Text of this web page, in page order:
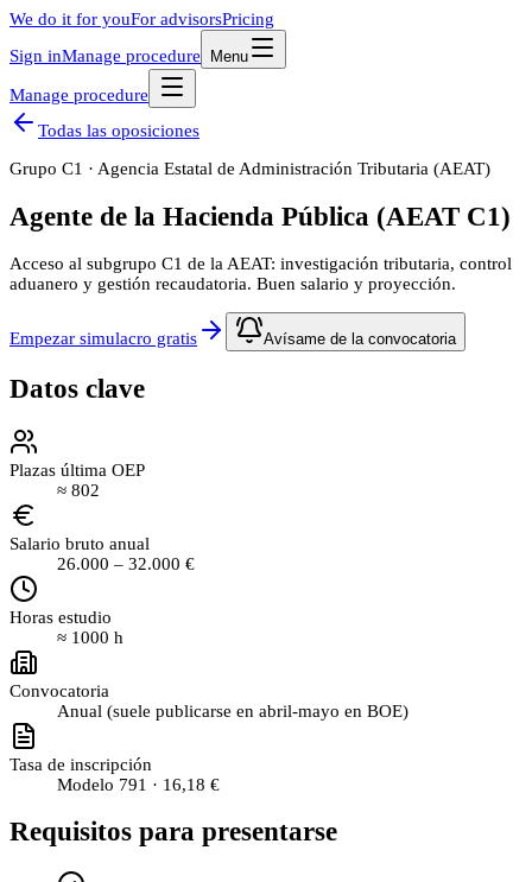
We do it for youFor advisorsPricing
Sign inManage procedure Menu
Manage procedure
Todas las oposiciones
Grupo C1 · Agencia Estatal de Administración Tributaria (AEAT)
Agente de la Hacienda Pública (AEAT C1)
Acceso al subgrupo C1 de la AEAT: investigación tributaria, control
aduanero y gestión recaudatoria. Buen salario y proyección.
Empezar simulacro gratis Avísame de la convocatoria
Datos clave
Plazas última OEP
≈ 802
Salario bruto anual
26.000 – 32.000 €
Horas estudio
≈ 1000 h
Convocatoria
Anual (suele publicarse en abril-mayo en BOE)
Tasa de inscripción
Modelo 791 · 16,18 €
Requisitos para presentarse